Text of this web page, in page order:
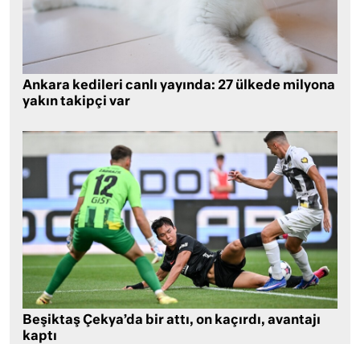
Ankara kedileri canlı yayında: 27 ülkede milyona
yakın takipçi var
Beşiktaş Çekya’da bir attı, on kaçırdı, avantajı
kaptı